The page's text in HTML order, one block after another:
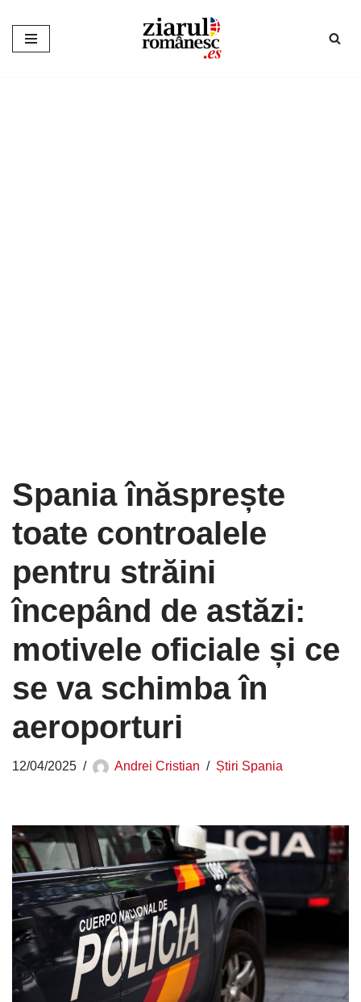
Sari
Spania înăsprește
toate controalele
pentru străini
începând de astăzi:
motivele oficiale și ce
se va schimba în
aeroporturi
12/04/2025 Andrei Cristian Știri Spania